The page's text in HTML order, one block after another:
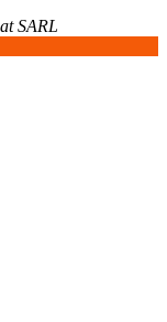
SARL